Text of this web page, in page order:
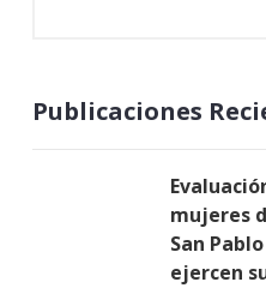
Publicaciones
mujeres
San
ejercen